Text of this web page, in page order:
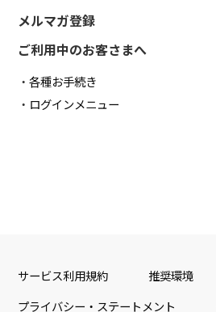
メルマガ登録
ご利用中のお客さまへ
各種お手続き
ログインメニュー
サービス利用規約 推奨環境
プライバシー・ステートメント